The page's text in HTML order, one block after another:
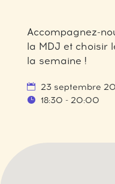
Accompagnez-
la MDJ et choisir
la semaine !
23 septembre
18:30 - 20:00